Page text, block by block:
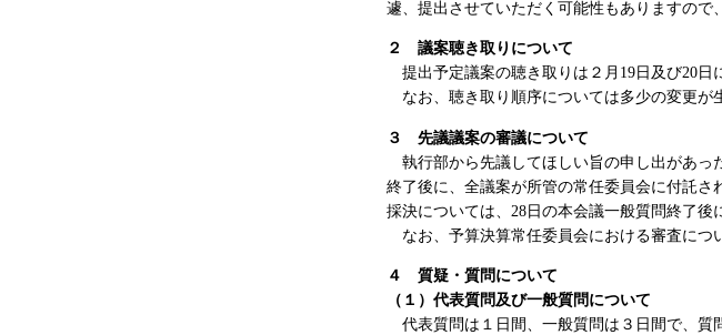
遽、提出させていただく可能性もありますので
２ 議案聴き取りについて
提出予定議案の聴き取りは２月19日及び20日
なお、聴き取り順序については多少の変更が
３ 先議議案の審議について
執行部から先議してほしい旨の申し出があっ
終了後に、全議案が所管の常任委員会に付託さ
採決については、28日の本会議一般質問終了後
なお、予算決算常任委員会における審査につ
４ 質疑・質問について
（１）代表質問及び一般質問について
代表質問は１日間、一般質問は３日間で、質